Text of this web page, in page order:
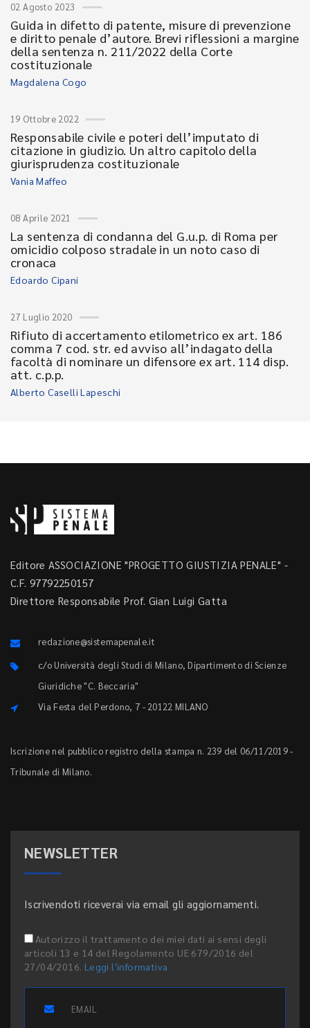
02 Agosto 2023
Guida in difetto di patente, misure di prevenzione
e diritto penale d’autore. Brevi riflessioni a margine
della sentenza n. 211/2022 della Corte
costituzionale
Magdalena Cogo
19 Ottobre 2022
Responsabile civile e poteri dell’imputato di
citazione in giudizio. Un altro capitolo della
giurisprudenza costituzionale
Vania Maffeo
08 Aprile 2021
La sentenza di condanna del G.u.p. di Roma per
omicidio colposo stradale in un noto caso di
cronaca
Edoardo Cipani
27 Luglio 2020
Rifiuto di accertamento etilometrico ex art. 186
comma 7 cod. str. ed avviso all’indagato della
facoltà di nominare un difensore ex art. 114 disp.
att. c.p.p.
Alberto Caselli Lapeschi
Editore ASSOCIAZIONE "PROGETTO GIUSTIZIA PENALE" -
C.F. 97792250157
Direttore Responsabile Prof. Gian Luigi Gatta
redazione@sistemapenale.it
c/o Università degli Studi di Milano, Dipartimento di Scienze
Giuridiche "C. Beccaria"
Via Festa del Perdono, 7 - 20122 MILANO
Iscrizione nel pubblico registro della stampa n. 239 del 06/11/2019 -
Tribunale di Milano.
NEWSLETTER
Iscrivendoti riceverai via email gli aggiornamenti.
Autorizzo il trattamento dei miei dati ai sensi degli
articoli 13 e 14 del Regolamento UE 679/2016 del
27/04/2016. Leggi l'informativa